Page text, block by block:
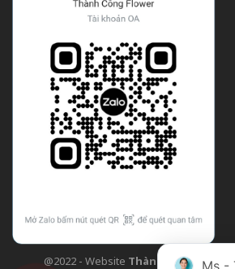
@2022 - Website Thành Công Flower
Ms -